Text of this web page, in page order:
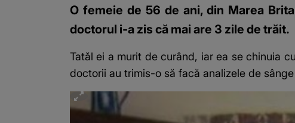
O femeie de 56 de ani, din Marea
doctorul i-a zis că mai are 3 zile de trăit.
Tatăl ei a murit de curând, iar ea se chinuia
doctorii au trimis-o să facă analizele de